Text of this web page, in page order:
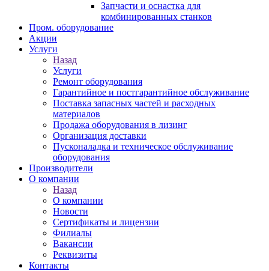
Запчасти и оснастка для
комбинированных станков
Пром. оборудование
Акции
Услуги
Назад
Услуги
Ремонт оборудования
Гарантийное и постгарантийное обслуживание
Поставка запасных частей и расходных
материалов
Продажа оборудования в лизинг
Организация доставки
Пусконаладка и техническое обслуживание
оборудования
Производители
О компании
Назад
О компании
Новости
Сертификаты и лицензии
Филиалы
Вакансии
Реквизиты
Контакты